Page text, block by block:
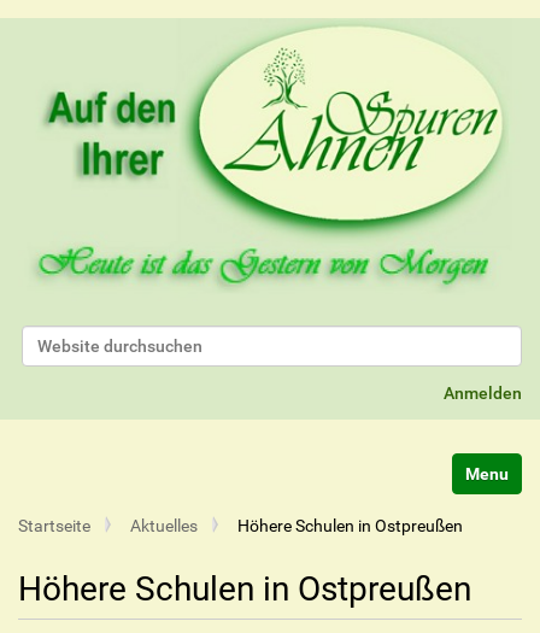
Website durchsuchen
Anmelden
Startseite Aktuelles Höhere Schulen in Ostpreußen
Höhere Schulen in Ostpreußen